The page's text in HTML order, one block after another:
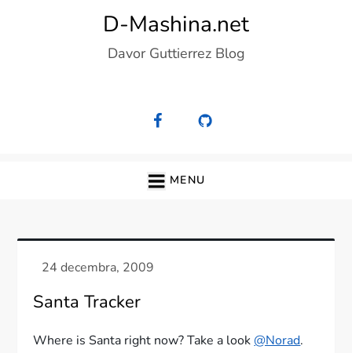
D-Mashina.net
Davor Guttierrez Blog
MENU
Santa Tracker
Where is Santa right now? Take a look @Norad.